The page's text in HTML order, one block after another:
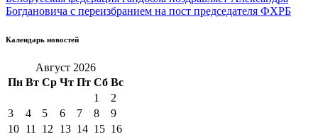
Богдановича с переизбранием на пост председателя ФХРБ
Календарь новостей
Август 2026
Пн Вт Ср Чт Пт Сб Вс
1
2
3
4 5 6 7 8
9
10 11 12 13 14 15 16